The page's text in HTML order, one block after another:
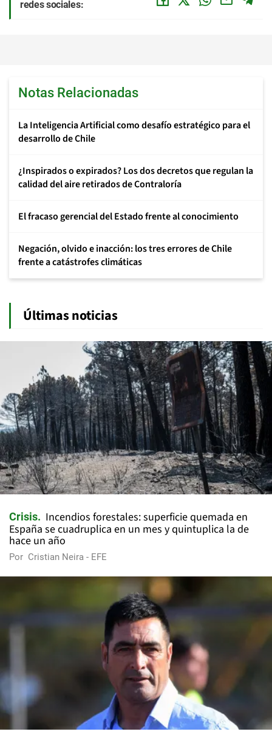
redes sociales:
Notas Relacionadas
La Inteligencia Artificial como desafío estratégico para el
desarrollo de Chile
¿Inspirados o expirados? Los dos decretos que regulan la
calidad del aire retirados de Contraloría
El fracaso gerencial del Estado frente al conocimiento
Negación, olvido e inacción: los tres errores de Chile
frente a catástrofes climáticas
Últimas noticias
Crisis
Incendios forestales: superficie quemada en
España se cuadruplica en un mes y quintuplica la de
hace un año
Por Cristian Neira - EFE